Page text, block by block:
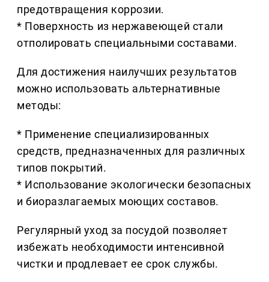
предотвращения коррозии.
* Поверхность из нержавеющей стали
отполировать специальными составами.
Для достижения наилучших результатов
можно использовать альтернативные
методы:
* Применение специализированных
средств, предназначенных для различных
типов покрытий.
* Использование экологически безопасных
и биоразлагаемых моющих составов.
Регулярный уход за посудой позволяет
избежать необходимости интенсивной
чистки и продлевает ее срок службы.